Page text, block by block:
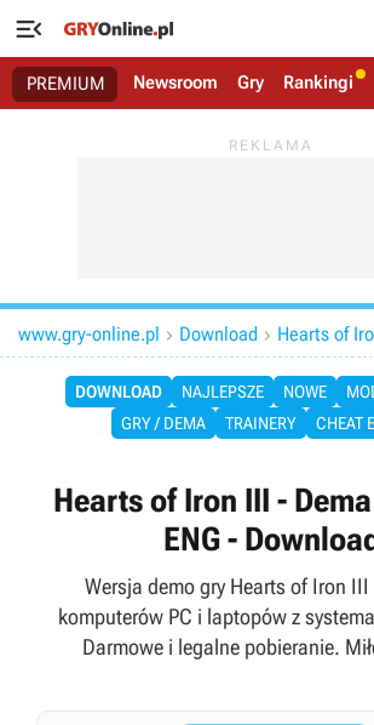

PREMIUM Newsroom Gry Rankingi
www.gry-online.pl  Download  Hearts of
DOWNLOAD NAJLEPSZE NOWE
GRY / DEMA
TRAINERY CHEAT
Hearts of Iron III -
ENG -
Wersja demo gry Hearts of Iron III
komputerów PC i laptopów z
Darmowe i legalne pobieranie.